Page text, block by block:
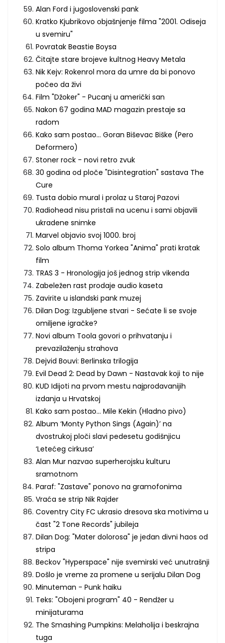
Alan Ford i jugoslovenski pank
Kratko Kjubrikovo objašnjenje filma "2001. Odiseja
u svemiru"
Povratak Beastie Boysa
Čitajte stare brojeve kultnog Heavy Metala
Nik Kejv: Rokenrol mora da umre da bi ponovo
počeo da živi
Film "Džoker" - Pucanj u američki san
Nakon 67 godina MAD magazin prestaje sa
radom
Kako sam postao... Goran Biševac Biške (Pero
Deformero)
Stoner rock - novi retro zvuk
30 godina od ploče "Disintegration" sastava The
Cure
Tusta dobio mural i prolaz u Staroj Pazovi
Radiohead nisu pristali na ucenu i sami objavili
ukradene snimke
Marvel objavio svoj 1000. broj
Solo album Thoma Yorkea "Anima" prati kratak
film
TRAS 3 - Hronologija još jednog strip vikenda
Zabeležen rast prodaje audio kaseta
Zavirite u islandski pank muzej
Dilan Dog: Izgubljene stvari - Sećate li se svoje
omiljene igračke?
Novi album Toola govori o prihvatanju i
prevazilaženju strahova
Dejvid Bouvi: Berlinska trilogija
Evil Dead 2: Dead by Dawn - Nastavak koji to nije
KUD Idijoti na prvom mestu najprodavanijih
izdanja u Hrvatskoj
Kako sam postao... Mile Kekin (Hladno pivo)
Album ‘Monty Python Sings (Again)’ na
dvostrukoj ploči slavi pedesetu godišnjicu
‘Letećeg cirkusa’
Alan Mur nazvao superherojsku kulturu
sramotnom
Paraf: "Zastave" ponovo na gramofonima
Vraća se strip Nik Rajder
Coventry City FC ukrasio dresova ska motivima u
čast "2 Tone Records" jubileja
Dilan Dog: "Mater dolorosa" je jedan divni haos od
stripa
Beckov "Hyperspace" nije svemirski već unutrašnji
Došlo je vreme za promene u serijalu Dilan Dog
Minuteman - Punk haiku
Teks: "Obojeni program" 40 - Rendžer u
minijaturama
The Smashing Pumpkins: Melaholija i beskrajna
tuga